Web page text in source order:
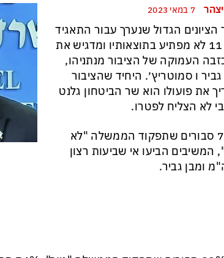
הציונים הגדול שנערך עבור התאגיד
כאן 11 לא מפתיע בתוצאותיו ומדגיש את
העמוקה של הציבור מנתניהו,
ו סמוטריץ׳. היחיד שהציבור
את פועולו הוא שר הביטחון גלנט
לא הצליח לפטרו.
74% סבורים שתפקוד הממשלה "לא
המשיבים הביעו אי שביעות רצון
ומבן גביר.